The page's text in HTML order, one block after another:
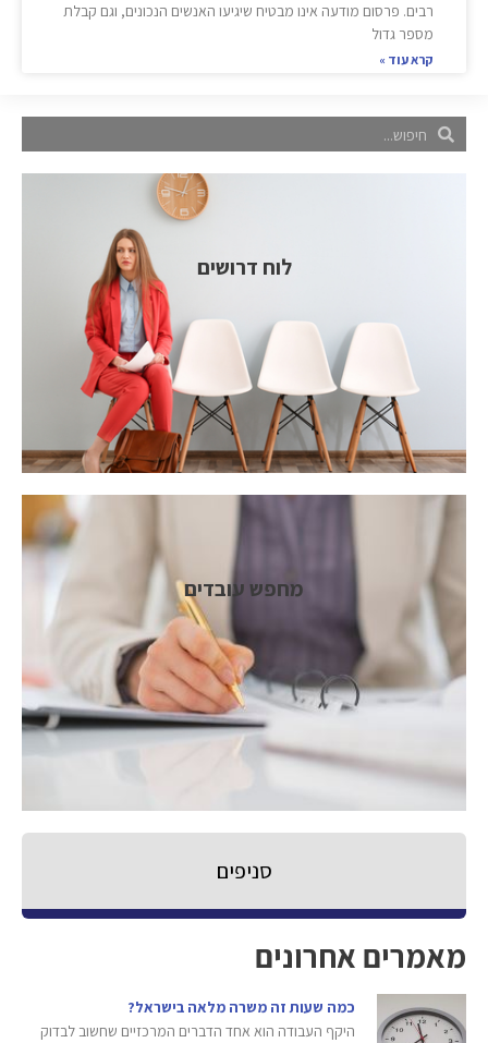
רבים. פרסום מודעה אינו מבטיח שיגיעו האנשים הנכונים, וגם קבלת
מספר גדול
קרא עוד »
לוח דרושים
מחפש עובדים
סניפים
מאמרים אחרונים
כמה שעות זה משרה מלאה בישראל?
היקף העבודה הוא אחד הדברים המרכזיים שחשוב לבדוק